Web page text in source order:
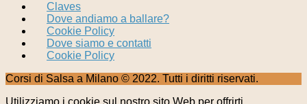
Claves
Dove andiamo a ballare?
Cookie Policy
Dove siamo e contatti
Cookie Policy
Corsi di Salsa a Milano © 2022. Tutti i diritti riservati.
Utilizziamo i cookie sul nostro sito Web per offrirti